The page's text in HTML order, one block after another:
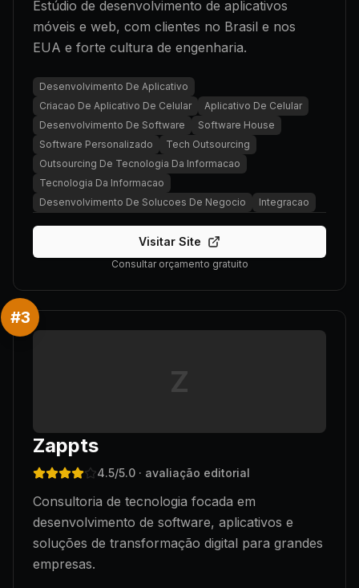
Estúdio de desenvolvimento de aplicativos
móveis e web, com clientes no Brasil e nos
EUA e forte cultura de engenharia.
Desenvolvimento De Aplicativo
Criacao De Aplicativo De Celular
Aplicativo De Celular
Desenvolvimento De Software
Software House
Software Personalizado
Tech Outsourcing
Outsourcing De Tecnologia Da Informacao
Tecnologia Da Informacao
Desenvolvimento De Solucoes De Negocio
Integracao
Visitar Site
Consultar orçamento gratuito
#3
Z
Zappts
4.5/5.0 · avaliação editorial
Consultoria de tecnologia focada em
desenvolvimento de software, aplicativos e
soluções de transformação digital para grandes
empresas.